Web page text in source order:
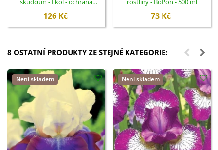
škůdcům - Ekol - ochrana
126 Kč
rostliny - BoPon - 500 ml
73 Kč
8 OSTATNÍ PRODUKTY ZE STEJNÉ KATEGORIE:
Není skladem Není skladem